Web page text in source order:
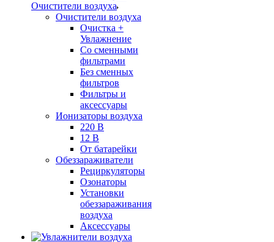
Очистители воздуха
Очистители воздуха
Очистка +
Увлажнение
Cо сменными
фильтрами
Без сменных
фильтров
Фильтры и
аксессуары
Ионизаторы воздуха
220 В
12 В
От батарейки
Обеззараживатели
Рециркуляторы
Озонаторы
Установки
обеззараживания
воздуха
Аксессуары